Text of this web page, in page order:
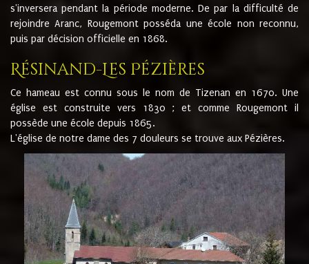
s'inversera pendant la période moderne. De par la difficulté de
rejoindre Aranc, Rougemont posséda une école non reconnu,
puis par décision officielle en 1868.
Résinand-Les Pézières
Ce hameau est connu sous le nom de Tizenan en 1670. Une
église est construite vers 1830 ; et comme Rougemont il
possède une école depuis 1865.
L'église de notre dame des 7 douleurs se trouve aux Pézières.